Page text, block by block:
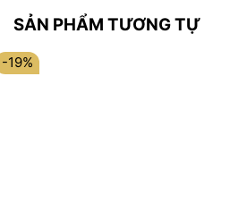
SẢN PHẨM TƯƠNG TỰ
-19%